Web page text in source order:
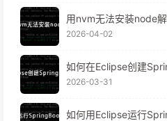
用nvm无法安装node
2026-04-02
如何在Eclipse创建
2026-03-31
如何用Eclipse运行